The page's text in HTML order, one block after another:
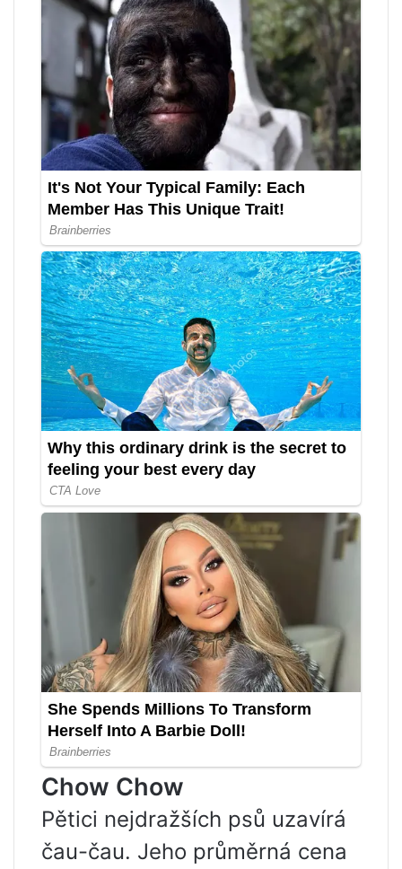
Chow Chow
Pětici nejdražších psů uzavírá
čau-čau. Jeho průměrná cena